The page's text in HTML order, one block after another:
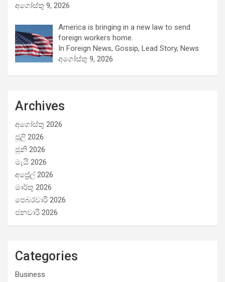
අගෝස්තු 9, 2026
America is bringing in a new law to send
foreign workers home.
In Foreign News, Gossip, Lead Story, News
අගෝස්තු 9, 2026
Archives
අගෝස්තු 2026
ජූලි 2026
ජූනි 2026
මැයි 2026
අප්‍රේල් 2026
මාර්තු 2026
පෙබරවාරි 2026
ජනවාරි 2026
Categories
Business